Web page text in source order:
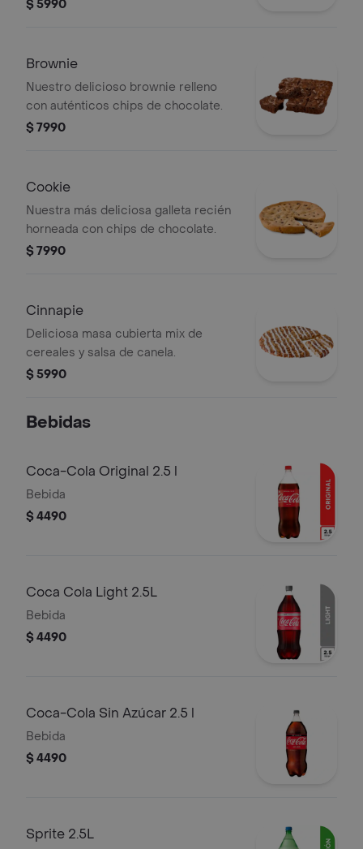
$ 5990
Brownie
Nuestro delicioso brownie relleno
con auténticos chips de chocolate.
$ 7990
Cookie
Nuestra más deliciosa galleta recién
horneada con chips de chocolate.
$ 7990
Cinnapie
Deliciosa masa cubierta mix de
cereales y salsa de canela.
$ 5990
Bebidas
Coca-Cola Original 2.5 l
Bebida
$ 4490
Coca Cola Light 2.5L
Bebida
$ 4490
Coca-Cola Sin Azúcar 2.5 l
Bebida
$ 4490
Sprite 2.5L